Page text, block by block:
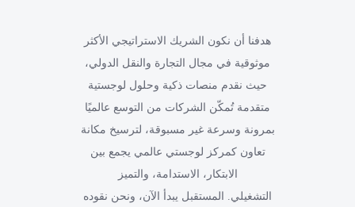
هدفنا أن نكون الشريك الاستراتيجي الأكثر
موثوقية في مجال التجارة والنقل الدولي،
حيث نقدم منصات ذكية وحلول لوجستية
متقدمة تُمكّن الشركات من التوسع عالميًا
بمرونة وسرعة غير مسبوقة، لترسيخ مكانة
تعاون كمركز لوجستي عالمي يجمع بين
الابتكار، الاستدامة، والتميز
التشغيلي. المستقبل يبدأ الآن، ونحن نقوده